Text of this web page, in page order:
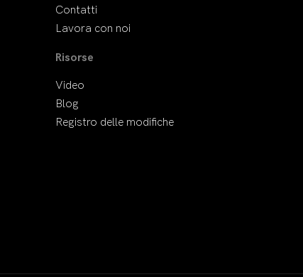
Contatti
Lavora con noi
Risorse
Video
Blog
Registro delle modifiche